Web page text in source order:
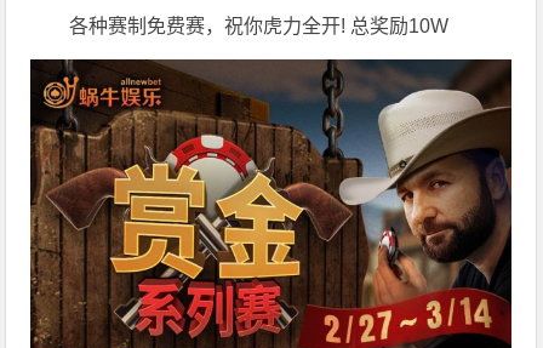
各种赛制免费赛，祝你虎力全开! 总奖励10W